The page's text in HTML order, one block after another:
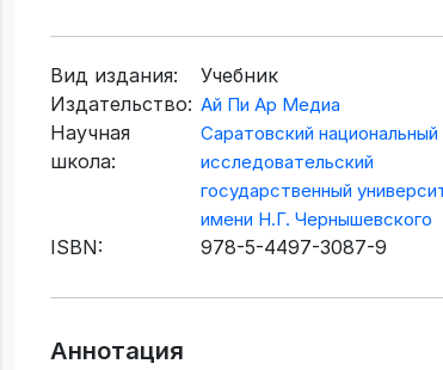
Вид издания:
Учебник
Издательство: Ай Пи Ар Медиа
Научная
школа:
Саратовский национальный
исследовательский
государственный
имени Н.Г. Чернышевского
ISBN: 978-5-4497-3087-9
Аннотация